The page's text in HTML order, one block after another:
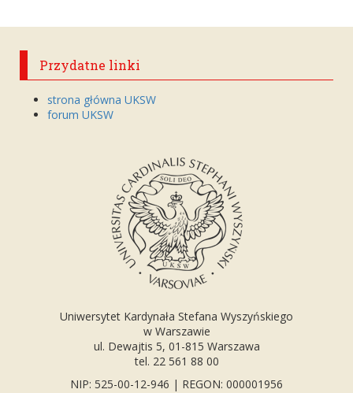
Przydatne linki
strona główna UKSW
forum UKSW
Uniwersytet Kardynała Stefana Wyszyńskiego
w Warszawie
ul. Dewajtis 5, 01-815 Warszawa
tel. 22 561 88 00
NIP: 525-00-12-946 | REGON: 000001956